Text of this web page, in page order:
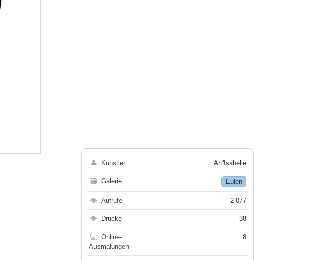
👤 Künstler Art'Isabelle
🗃 Galerie Eulen
👁 Aufrufe 2 077
👁 Drucke 38
💻
Online-
Ausmalungen
8